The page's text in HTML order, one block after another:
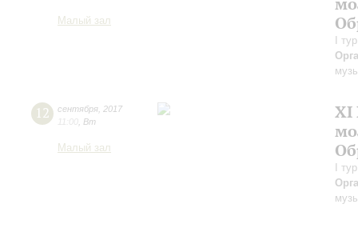
Малый зал
I
12 сентября 2017
Вт
Малый зал
XI
I